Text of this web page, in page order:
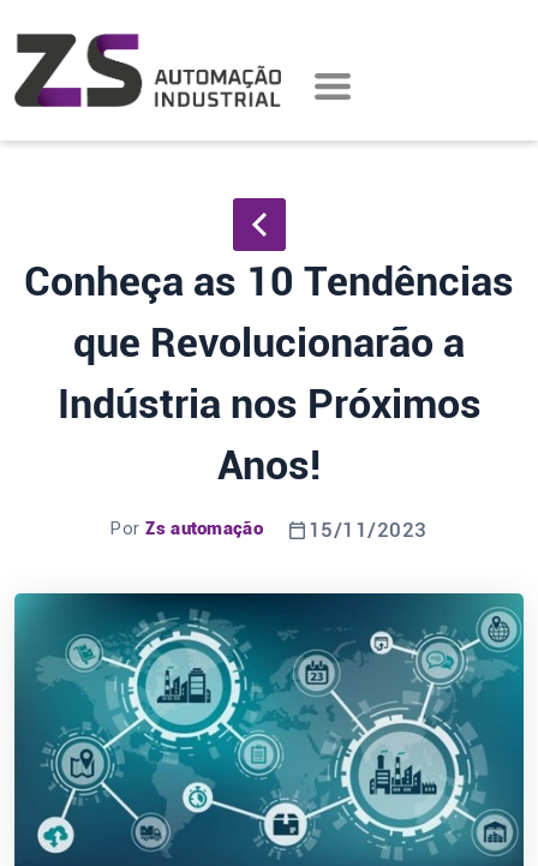
Conheça as 10 Tendências
que Revolucionarão a
Indústria nos Próximos
Anos!
PorZs automação 15/11/2023